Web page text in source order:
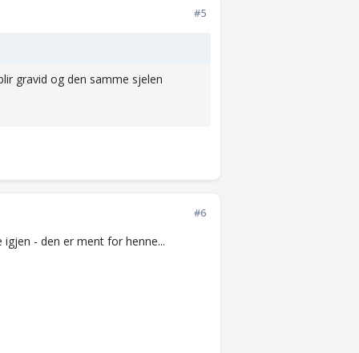
#5
gravid og den samme sjelen
#6
igjen - den er ment for henne...